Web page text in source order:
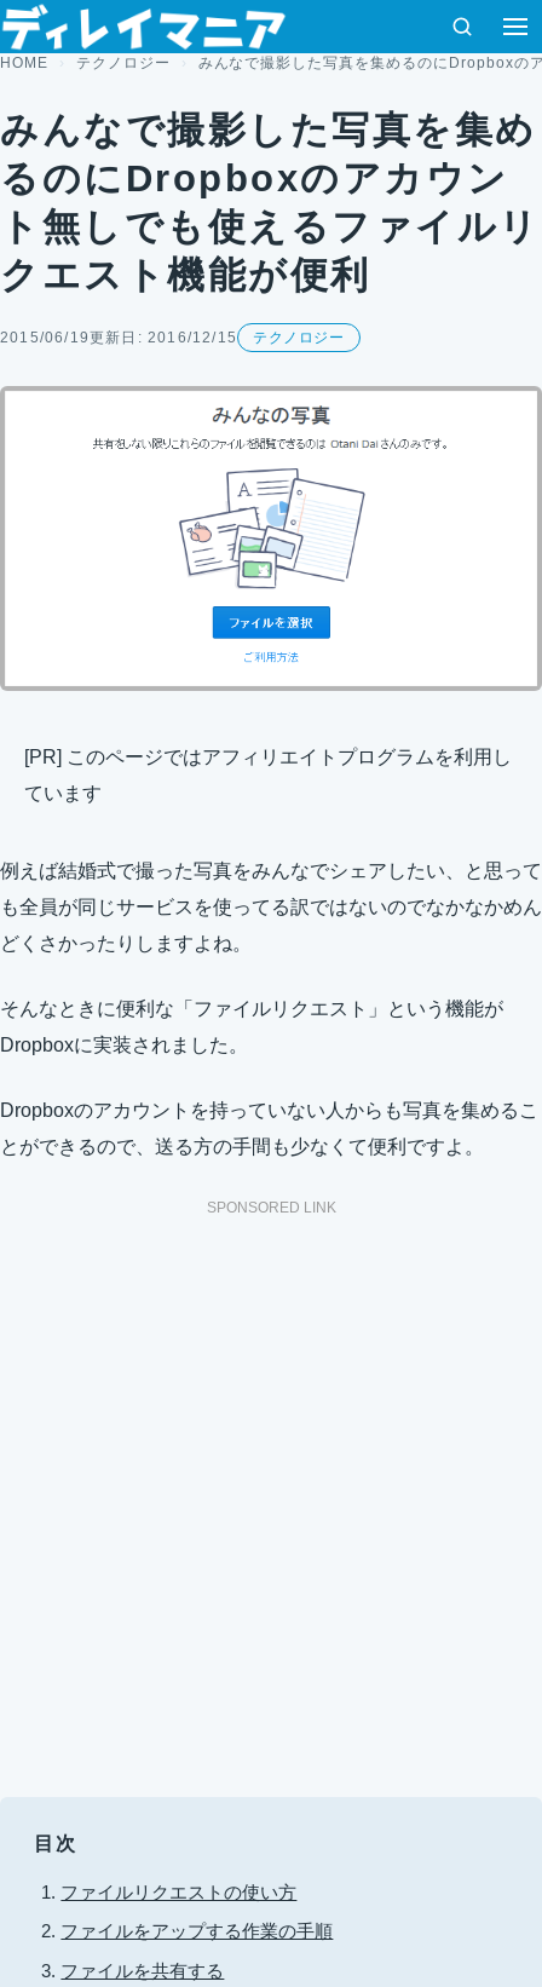
コンテンツへスキップ
検索
HOME テクノロジー みんなで撮影した写真を集めるのにDropboxの
みんなで撮影した写真を集め
るのにDropboxのアカウン
ト無しでも使えるファイルリ
クエスト機能が便利
2015/06/19更新日: 2016/12/15 テクノロジー
[PR] このページではアフィリエイトプログラムを利用し
ています
例えば結婚式で撮った写真をみんなでシェアしたい、と思って
も全員が同じサービスを使ってる訳ではないのでなかなかめん
どくさかったりしますよね。
そんなときに便利な「ファイルリクエスト」という機能が
Dropboxに実装されました。
Dropboxのアカウントを持っていない人からも写真を集めるこ
とができるので、送る方の手間も少なくて便利ですよ。
SPONSORED LINK
目次
ファイルリクエストの使い方
ファイルをアップする作業の手順
ファイルを共有する